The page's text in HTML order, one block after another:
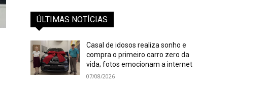
ÚLTIMAS NOTÍCIAS
Casal de idosos realiza sonho e
compra o primeiro carro zero da
vida; fotos emocionam a internet
07/08/2026